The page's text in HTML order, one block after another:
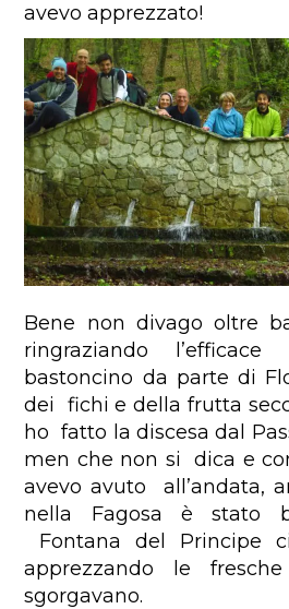
avevo apprezzato!
Bene non divago oltre
ringraziando
bastoncino da parte di
dei fichi e della frutta
ho fatto la discesa dal
men che non si dica e
avevo avuto all’andata,
nella Fagosa è stato
Fontana del Principe
apprezzando le
sgorgavano.